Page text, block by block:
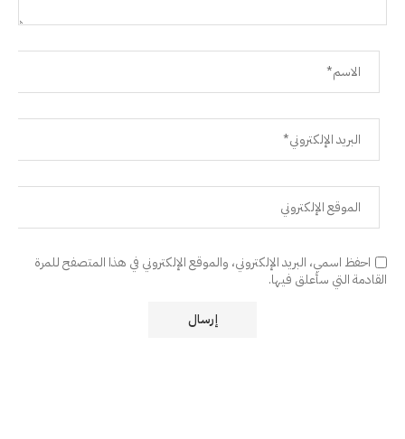
احفظ اسمي، البريد الإلكتروني، والموقع الإلكتروني في هذا المتصفح للمرة
القادمة التي سأعلق فيها.